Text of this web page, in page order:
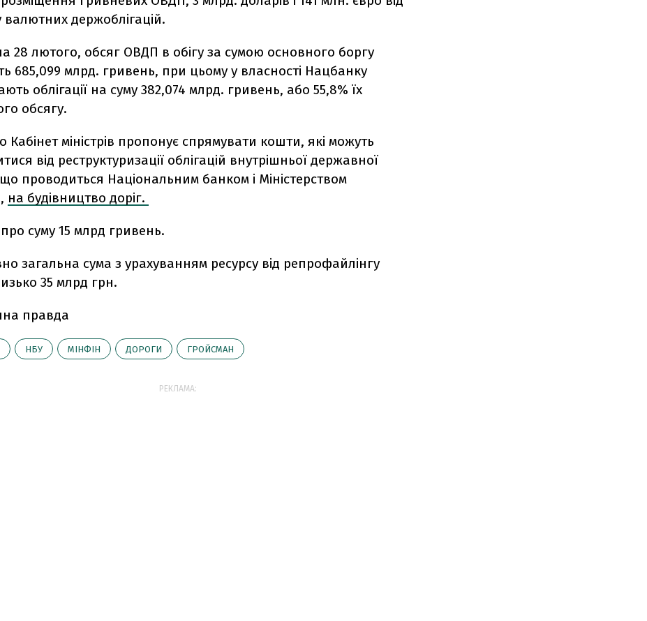
держоблігацій.
28 лютого, обсяг ОВДП в обігу за сумою основного боргу
685,099 млрд. гривень, при цьому у власності Нацбанку
облігації на суму 382,074 млрд. гривень, або 55,8% їх
обсягу.
Кабінет міністрів пропонує спрямувати кошти, які можуть
від реструктуризації облігацій внутрішньої державної
проводиться Національним банком і Міністерством
на будівництво доріг.
суму 15 млрд гривень.
загальна сума з урахуванням ресурсу від репрофайлінгу
35 млрд грн.
правда
НБУ МІНФІН ДОРОГИ ГРОЙСМАН
РЕКЛАМА: